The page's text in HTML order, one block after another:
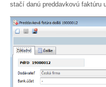
stačí danú preddavkovú faktúru